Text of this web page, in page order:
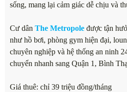
sống, mang lại cảm giác dễ chịu và
Cư dân The Metropole được tận
như hồ bơi, phòng gym hiện đại,
chuyên nghiệp và hệ thống an ninh
chuyển nhanh sang Quận 1, Bình
Giá thuê: chỉ 39 triệu đồng/tháng